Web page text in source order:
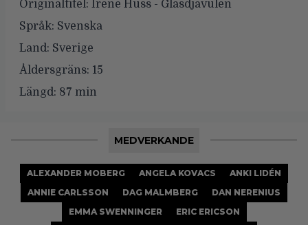
Originaltitel: Irene Huss - Glasdjävulen
Språk: Svenska
Land: Sverige
Åldersgräns: 15
Längd: 87 min
MEDVERKANDE
ALEXANDER MOBERG ANGELA KOVACS
ANKI LIDÉN
ANNIE CARLSSON
DAG MALMBERG
DAN NERENIUS
EMMA SWENNINGER
ERIC ERICSON